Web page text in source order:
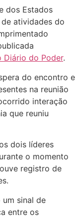
dos Estados
atividades do
Diário do Poder.
do encontro e
na reunião
interação
que reuniu
dois líderes
o momento
registro de
sinal de
entre os